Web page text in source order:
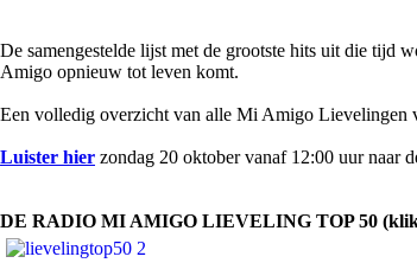
De samengestelde lijst met de grootste hits uit die tijd
Amigo opnieuw tot leven komt.
Een volledig overzicht van alle Mi Amigo Lievelingen
Luister hier zondag 20 oktober vanaf 12:00 uur naar
DE RADIO MI AMIGO LIEVELING TOP 50 (klik